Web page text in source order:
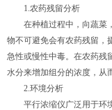
1.农药残留分析
在种植过程中，向蔬菜，
物不可避免会有农药残留，
急性或慢性中毒。在农药残
水分来增加组分的浓度，从
2.环境分析
平行浓缩仪广泛用于环境